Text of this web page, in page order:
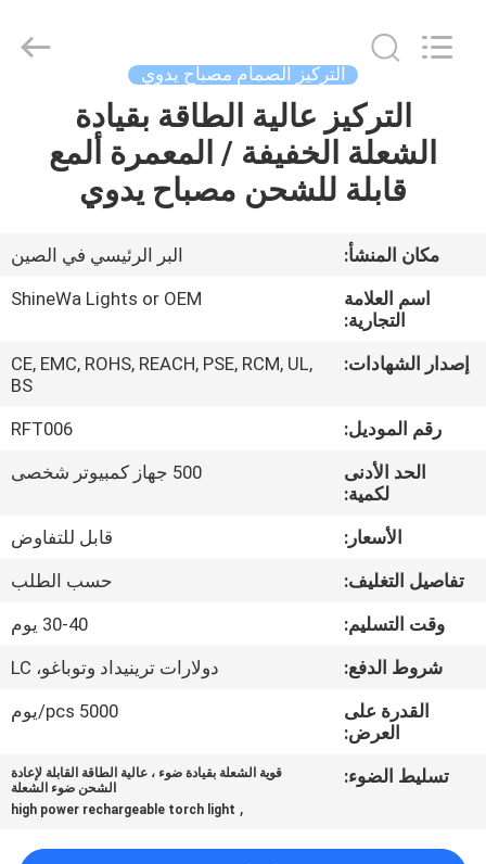
المنزل
المنتجات
فيديوهات
المصنع
مراقبة
الجودة
اتصل
التركيز الصمام مصباح يدوي
التركيز عالية الطاقة بقيادة
الشعلة الخفيفة / المعمرة ألمع
قابلة للشحن مصباح يدوي
مكان المنشأ:
البر الرئيسي في الصين
اسم العلامة
التجارية:
ShineWa Lights or OEM
إصدار الشهادات:
CE, EMC, ROHS, REACH, PSE, RCM, UL,
BS
رقم الموديل:
RFT006
الحد الأدنى
لكمية:
500 جهاز كمبيوتر شخصى
الأسعار:
قابل للتفاوض
تفاصيل التغليف:
حسب الطلب
وقت التسليم:
30-40 يوم
شروط الدفع:
دولارات ترينيداد وتوباغو، LC
القدرة على
العرض:
5000 pcs/يوم
تسليط الضوء:
قوية الشعلة بقيادة ضوء ، عالية الطاقة القابلة لإعادة
الشحن ضوء الشعلة
,
high power rechargeable torch light